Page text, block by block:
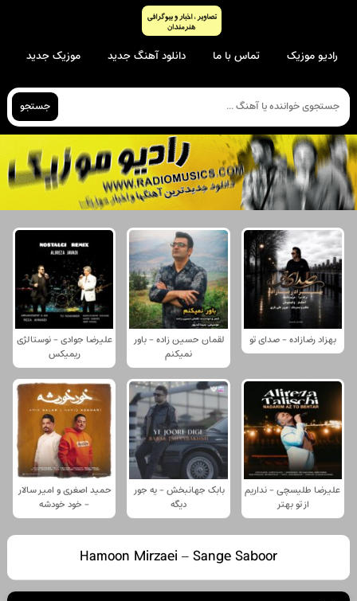
رادیو موزیک تماس با ما دانلود آهنگ جدید موزیک جدید
جستجو
بهزاد رضازاده - صدای تو
لقمان حسین زاده - باور
نمیکنم
علیرضا جوادی - نوستالژی
ریمیکس
علیرضا طلیسچی - نداریم
از تو بهتر
بابک جهانبخش - یه جور
دیگه
حمید اصغری و امیر سالار
- خود خودشه
Hamoon Mirzaei – Sange Saboor